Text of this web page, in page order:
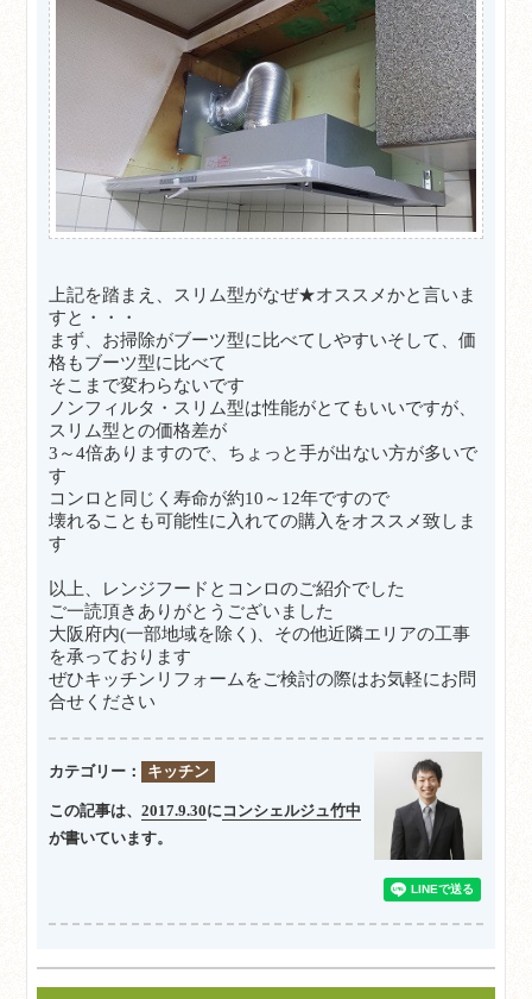
上記を踏まえ、スリム型がなぜ★オススメかと言いま
すと・・・
まず、お掃除がブーツ型に比べてしやすいそして、価
格もブーツ型に比べて
そこまで変わらないです
ノンフィルタ・スリム型は性能がとてもいいですが、
スリム型との価格差が
3～4倍ありますので、ちょっと手が出ない方が多いで
す
コンロと同じく寿命が約10～12年ですので
壊れることも可能性に入れての購入をオススメ致しま
す
以上、レンジフードとコンロのご紹介でした
ご一読頂きありがとうございました
大阪府内(一部地域を除く)、その他近隣エリアの工事
を承っております
ぜひキッチンリフォームをご検討の際はお気軽にお問
合せください
カテゴリー： キッチン
この記事は、2017.9.30にコンシェルジュ竹中
が書いています。